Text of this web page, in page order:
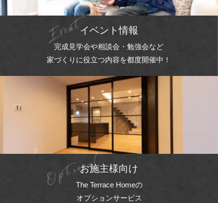
イベント情報
完成見学会や相談会・勉強会など
家づくりに役立つ内容を都度開催中！
お施主様向け
The Terrace Homeの
オプションサービス